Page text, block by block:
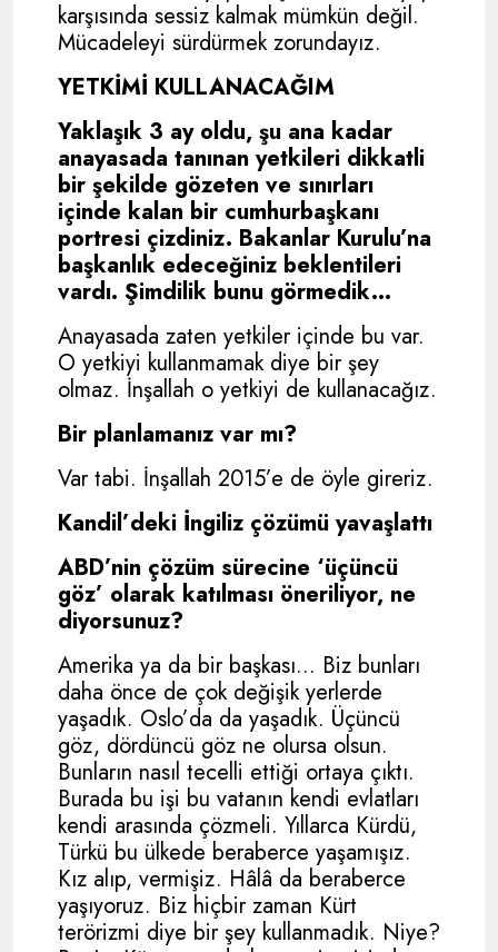
karşısında sessiz kalmak mümkün değil.
Mücadeleyi sürdürmek zorundayız.
YETKİMİ KULLANACAĞIM
Yaklaşık 3 ay oldu, şu ana kadar
anayasada tanınan yetkileri dikkatli
bir şekilde gözeten ve sınırları
içinde kalan bir cumhurbaşkanı
portresi çizdiniz. Bakanlar Kurulu’na
başkanlık edeceğiniz beklentileri
vardı. Şimdilik bunu görmedik...
Anayasada zaten yetkiler içinde bu var.
O yetkiyi kullanmamak diye bir şey
olmaz. İnşallah o yetkiyi de kullanacağız.
Bir planlamanız var mı?
Var tabi. İnşallah 2015’e de öyle gireriz.
Kandil’deki İngiliz çözümü yavaşlattı
ABD’nin çözüm sürecine ‘üçüncü
göz’ olarak katılması öneriliyor, ne
diyorsunuz?
Amerika ya da bir başkası... Biz bunları
daha önce de çok değişik yerlerde
yaşadık. Oslo’da da yaşadık. Üçüncü
göz, dördüncü göz ne olursa olsun.
Bunların nasıl tecelli ettiği ortaya çıktı.
Burada bu işi bu vatanın kendi evlatları
kendi arasında çözmeli. Yıllarca Kürdü,
Türkü bu ülkede beraberce yaşamışız.
Kız alıp, vermişiz. Hâlâ da beraberce
yaşıyoruz. Biz hiçbir zaman Kürt
terörizmi diye bir şey kullanmadık. Niye?